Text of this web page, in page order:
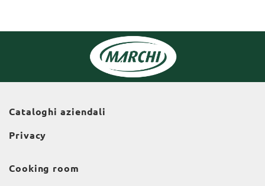
Cataloghi aziendali
Privacy
Cooking room